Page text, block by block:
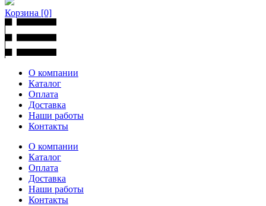
Корзина [0]
О компании
Каталог
Оплата
Доставка
Наши работы
Контакты
О компании
Каталог
Оплата
Доставка
Наши работы
Контакты